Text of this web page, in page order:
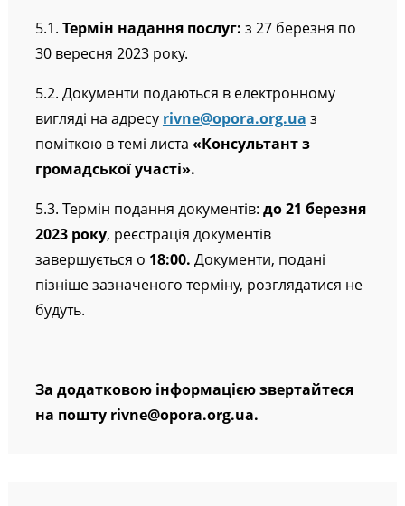
5.1. Термін надання послуг: з 27 березня по
30 вересня 2023 року.
5.2. Документи подаються в електронному
вигляді на адресу rivne@opora.org.ua з
поміткою в темі листа «Консультант з
громадської участі».
5.3. Термін подання документів: до 21 березня
2023 року, реєстрація документів
завершується о 18:00. Документи, подані
пізніше зазначеного терміну, розглядатися не
будуть.
За додатковою інформацією звертайтеся
на пошту rivne@opora.org.ua.